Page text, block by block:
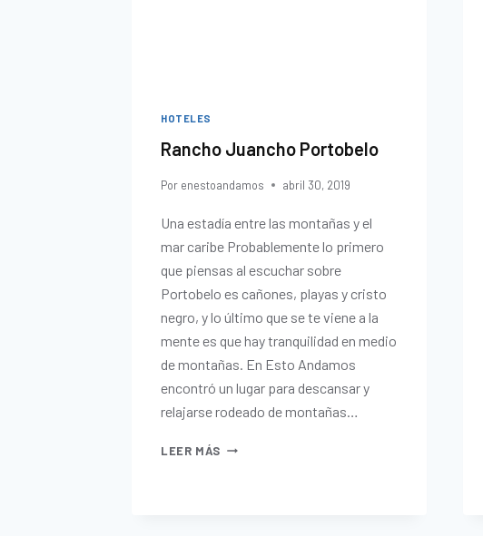
HOTELES
Rancho Juancho Portobelo
Por enestoandamos abril 30, 2019
Una estadía entre las montañas y el
mar caribe Probablemente lo primero
que piensas al escuchar sobre
Portobelo es cañones, playas y cristo
negro, y lo último que se te viene a la
mente es que hay tranquilidad en medio
de montañas. En Esto Andamos
encontró un lugar para descansar y
relajarse rodeado de montañas…
LEER MÁS